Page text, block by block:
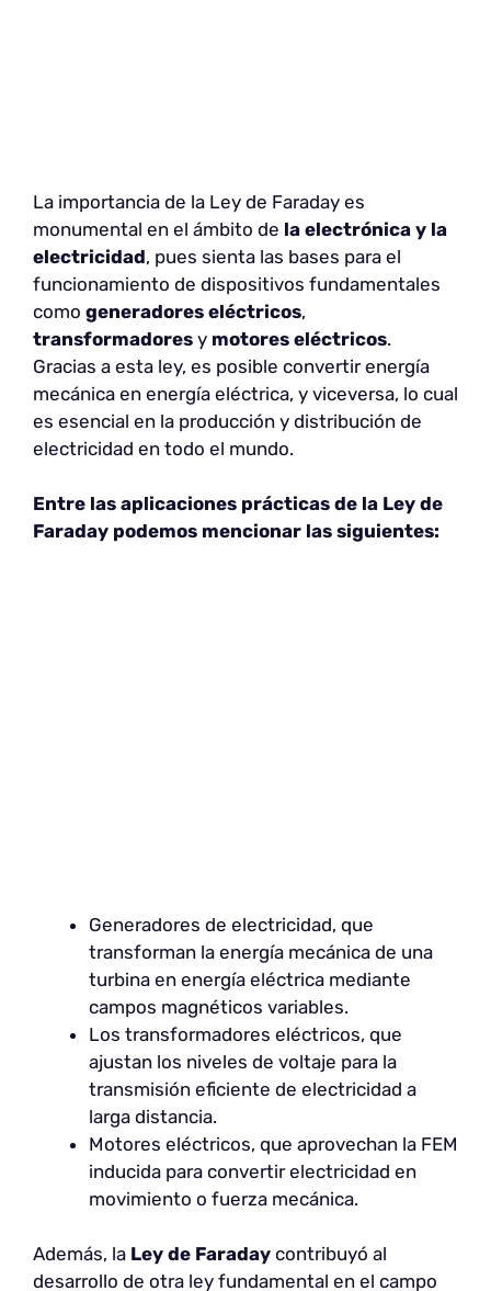
La importancia de la Ley de Faraday es
monumental en el ámbito de la electrónica y la
electricidad, pues sienta las bases para el
funcionamiento de dispositivos fundamentales
como generadores eléctricos,
transformadores y motores eléctricos.
Gracias a esta ley, es posible convertir energía
mecánica en energía eléctrica, y viceversa, lo cual
es esencial en la producción y distribución de
electricidad en todo el mundo.
Entre las aplicaciones prácticas de la Ley de
Faraday podemos mencionar las siguientes:
Generadores de electricidad, que
transforman la energía mecánica de una
turbina en energía eléctrica mediante
campos magnéticos variables.
Los transformadores eléctricos, que
ajustan los niveles de voltaje para la
transmisión eficiente de electricidad a
larga distancia.
Motores eléctricos, que aprovechan la FEM
inducida para convertir electricidad en
movimiento o fuerza mecánica.
Además, la Ley de Faraday contribuyó al
desarrollo de otra ley fundamental en el campo